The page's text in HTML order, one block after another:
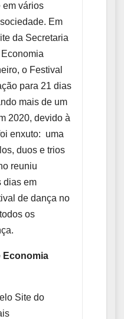
vários
Em
da Secretaria
o Festival
para 21 dias
mais de um
2020, devido à
enxuto: uma
duos e trios
reuniu
dias em
de dança no
os
Economia
Site do